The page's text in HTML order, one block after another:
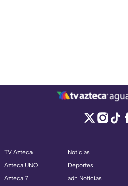
TV Azteca
Azteca UNO
Azteca 7
Noticias
Deportes
adn Noticias